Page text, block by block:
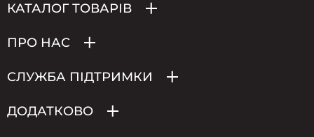
КАТАЛОГ ТОВАРІВ
ПРО НАС
СЛУЖБА ПІДТРИМКИ
ДОДАТКОВО